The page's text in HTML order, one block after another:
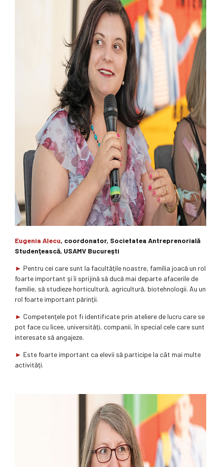
Eugenia Alecu, coordonator, Societatea Antreprenorială
Studenţească, USAMV Bucureşti
► Pentru cei care sunt la facultăţile noastre, familia joacă un rol
foarte important şi îi sprijină să ducă mai departe afacerile de
familie, să studieze horticultură, agricultură, biotehnologii. Au un
rol foarte important părinţii.
► Competenţele pot fi identificate prin ateliere de lucru care se
pot face cu licee, universităţi, companii, în special cele care sunt
interesate să angajeze.
► Este foarte important ca elevii să participe la cât mai multe
activităţi.